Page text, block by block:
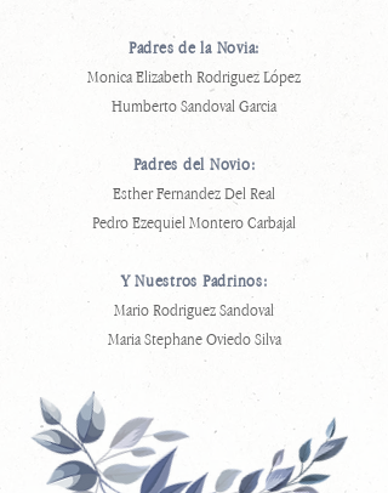
Padres de la Novia:
Monica Elizabeth Rodriguez López
Humberto Sandoval Garcia
Padres del Novio:
Esther Fernandez Del Real
Pedro Ezequiel Montero Carbajal
Y Nuestros Padrinos:
Mario Rodriguez Sandoval
Maria Stephane Oviedo Silva